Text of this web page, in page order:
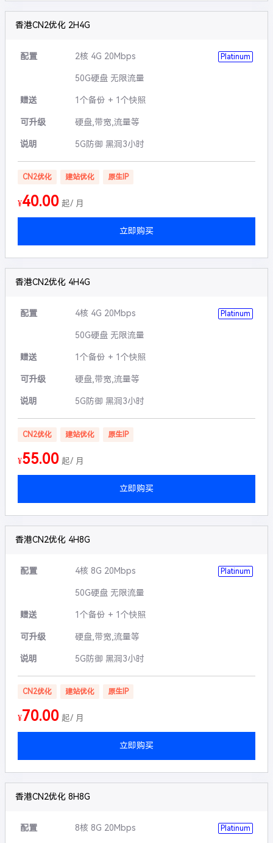
香港CN2优化 2H4G
配置 2核 4G 20Mbps Platinum
50G硬盘 无限流量
赠送 1个备份 + 1个快照
可升级 硬盘,带宽,流量等
说明 5G防御 黑洞3小时
CN2优化 建站优化 原生IP
¥40.00 起/ 月
立即购买
香港CN2优化 4H4G
配置 4核 4G 20Mbps Platinum
50G硬盘 无限流量
赠送 1个备份 + 1个快照
可升级 硬盘,带宽,流量等
说明 5G防御 黑洞3小时
CN2优化 建站优化 原生IP
¥55.00 起/ 月
立即购买
香港CN2优化 4H8G
配置 4核 8G 20Mbps Platinum
50G硬盘 无限流量
赠送 1个备份 + 1个快照
可升级 硬盘,带宽,流量等
说明 5G防御 黑洞3小时
CN2优化 建站优化 原生IP
¥70.00 起/ 月
立即购买
香港CN2优化 8H8G
配置 8核 8G 20Mbps Platinum